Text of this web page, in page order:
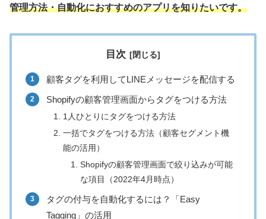
管理方法・自動化におすすめのアプリを知りたいです。
目次
顧客タグを利用してLINEメッセージを配信する
Shopifyの顧客管理画面からタグをつける方法
1人ひとりにタグをつける方法
一括でタグをつける方法（顧客セグメント機
能の活用）
Shopifyの顧客管理画面で絞り込みが可能
な項目（2022年4月時点）
タグの付与を自動化するには？「Easy
Tagging」の活用